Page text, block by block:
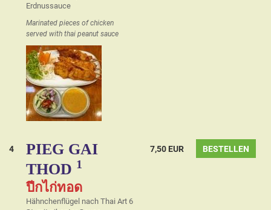
Erdnussauce
Marinated pieces of chicken
served with thai peanut sauce
4
PIEG GAI
THOD 1
ปีกไก่ทอด
Hähnchenflügel nach Thai Art 6
7,50 EUR BESTELLEN